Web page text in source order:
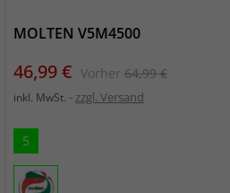
MOLTEN V5M4500
Preis
46,99 € Vorher Verkaufspreis
64,99 €
inkl. MwSt. zzgl. Versand
5